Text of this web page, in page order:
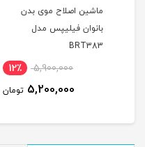
ماشین اصلاح موی بدن
بانوان فیلیپس مدل
BRT383
5,900,000 12٪
5,200,000 تومان